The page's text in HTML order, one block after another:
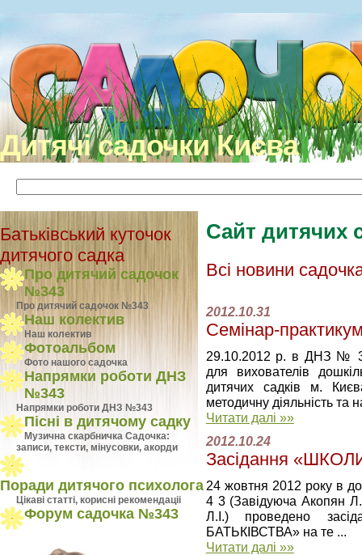
Дитячі садочки Києва
Батьківський куточок
дитячого садка
Про дитячий садочок
№343
Про дитячий садочок №343
Наш колектив
Наш колектив
Фотоальбом
Фото нашого садочка
Напрямки роботи ДНЗ
№343
Напрямки роботи ДНЗ №343
Пісні в дитячому садку
Музична скарбничка Садочка:
записи, тексти, мінусовки, акорди
Поради дитячого психолога
Цiкавi статтi, кориснi рекомендацii
Форум садочка №343
Сайт дитячих
Всі новини
2012.10.31
Семінар-
29.10.2012 р. в ДНЗ № 3
для вихователів
дитячих садків м.
методичну діяльність та
Читати далі »»
2012.10.24
Засідання
24 жовтня 2012 року в
4 3 (Завідуюча Акопян
Л.І.) проведено
БАТЬКІВСТВА» на те ...
Читати далі »»